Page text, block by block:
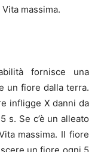
massima.
fornisce una
un fiore dalla terra.
infligge X danni da
s. Se c’è un alleato
massima. Il fiore